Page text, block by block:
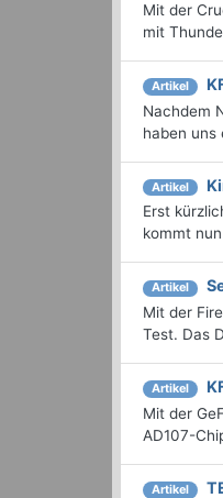
Mit der
mit
Artikel
Nachdem
haben uns
Artikel
Erst
kommt
Artikel
Mit der
Test. Das
Artikel
Mit der
AD107-
Artikel